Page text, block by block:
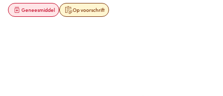
Op voorschrift
Geneesmiddel